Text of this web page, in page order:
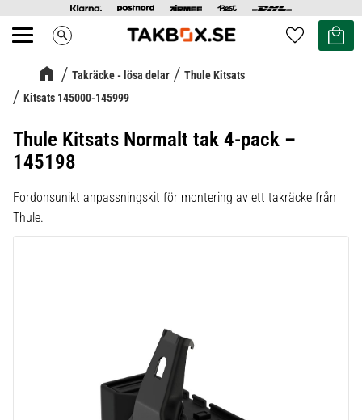
Meny search Favoriter
Kundvagn
Takräcke - lösa delar
Thule Kitsats
Kitsats 145000-145999
Thule Kitsats Normalt tak 4-pack –
145198
Fordonsunikt anpassningskit för montering av ett takräcke från
Thule.